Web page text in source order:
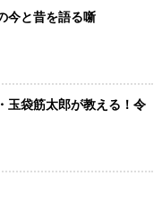
今と昔を語る噺
玉袋筋太郎が教える！令